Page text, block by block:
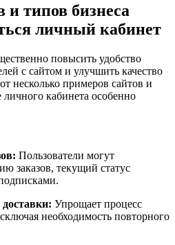
и типов бизнеса
личный кабинет
повысить удобство
с сайтом и улучшить качество
несколько примеров сайтов и
личного кабинета особенно
Пользователи могут
заказов, текущий статус
Упрощает процесс
необходимость повторного